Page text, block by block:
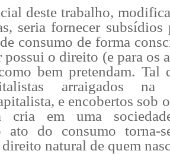
deste trabalho,
seria fornecer
consumo de forma
o direito (e para os
bem pretendam. Tal
arraigados na
e encobertos sob
cria em uma
ato do consumo torna-
natural de quem